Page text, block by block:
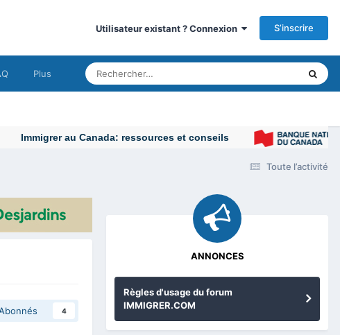
Utilisateur existant ? Connexion S’inscrire
Plus
au Canada: ressources et conseils
Toute l’activité
4
ANNONCES
Règles d'usage du forum
IMMIGRER.COM